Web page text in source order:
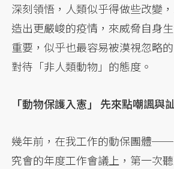
深刻領悟，人類似乎得做些改變
造出更嚴峻的疫情，來威脅自身
重要，似乎也最容易被漠視忽略
對待「非人類動物」的態度。
「動物保護入憲」 先來點嘲諷與
幾年前，在我工作的動保團體
究會的年度工作會議上，第一次